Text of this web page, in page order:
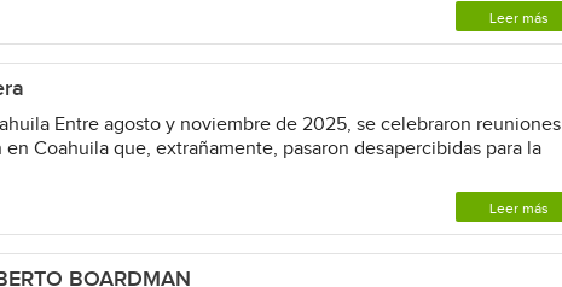
Leer más
Entre agosto y noviembre de 2025, se celebraron reuniones
Coahuila que, extrañamente, pasaron desapercibidas para la
Leer más
BOARDMAN